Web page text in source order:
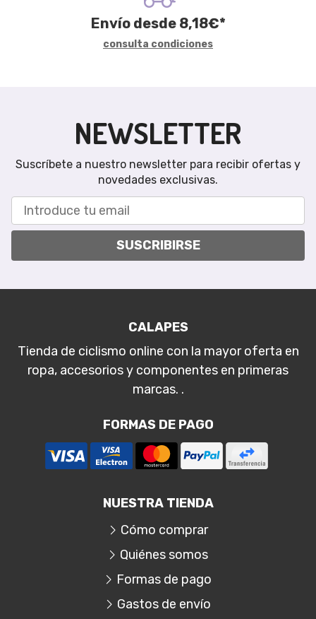
Envío desde 8,18€*
consulta condiciones
NEWSLETTER
Suscríbete a nuestro newsletter para recibir ofertas y
novedades exclusivas.
SUSCRIBIRSE
CALAPES
Tienda de ciclismo online con la mayor oferta en
ropa, accesorios y componentes en primeras
marcas. .
FORMAS DE PAGO
NUESTRA TIENDA
Cómo comprar
Quiénes somos
Formas de pago
Gastos de envío